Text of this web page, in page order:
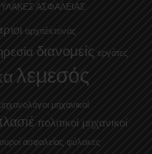
ΑΣΦΑΛΕΙΑΣ
αρχιτέκτονας
διανομείς εργάτες
λεμεσός
μηχανολόγοι μηχανικοί
πολιτικοί μηχανικοί
ασφαλείας φύλακες